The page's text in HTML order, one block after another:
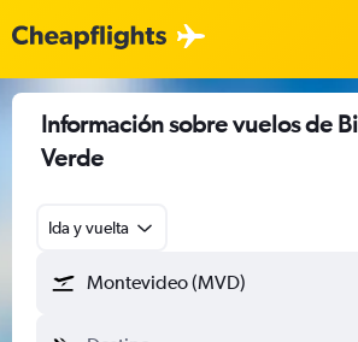
Información sobre vuelos de
Verde
Ida y vuelta
Montevideo (MVD)